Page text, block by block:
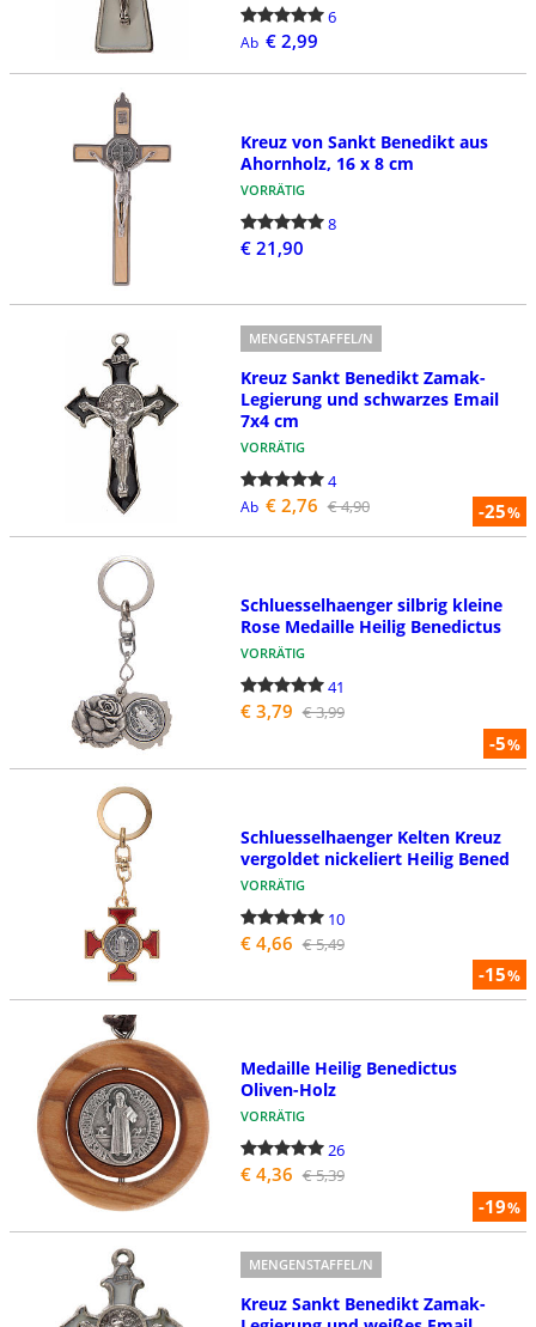
6
Ab € 2,99
Kreuz von Sankt Benedikt aus
Ahornholz, 16 x 8 cm
VORRÄTIG
8
€ 21,90
-25%
MENGENSTAFFEL/N
Kreuz Sankt Benedikt Zamak-
Legierung und schwarzes Email
7x4 cm
VORRÄTIG
4
Ab € 2,76 € 4,90
-5%
Schluesselhaenger silbrig kleine
Rose Medaille Heilig Benedictus
VORRÄTIG
41
€ 3,79 € 3,99
-15%
Schluesselhaenger Kelten Kreuz
vergoldet nickeliert Heilig Bened
VORRÄTIG
10
€ 4,66 € 5,49
-19%
Medaille Heilig Benedictus
Oliven-Holz
VORRÄTIG
26
€ 4,36 € 5,39
MENGENSTAFFEL/N
Kreuz Sankt Benedikt Zamak-